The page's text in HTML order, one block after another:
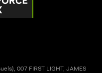
007 FIRST LIGHT, JAMES